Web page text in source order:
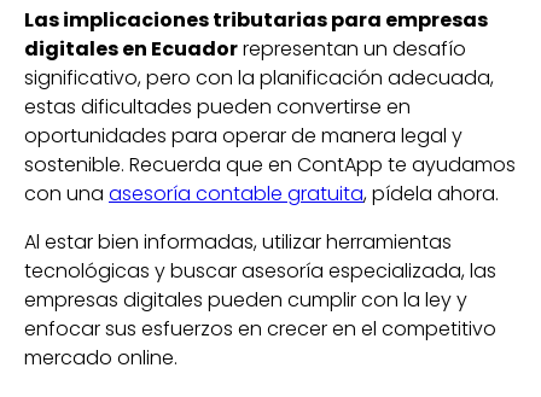
Las implicaciones tributarias para empresas
digitales en Ecuadorrepresentan un desafío
significativo, pero con la planificación adecuada,
estas dificultades pueden convertirse en
oportunidades para operar de manera legal y
sostenible. Recuerda que en ContApp te ayudamos
con una asesoría contable gratuita, pídela ahora.
Al estar bien informadas, utilizar herramientas
tecnológicas y buscar asesoría especializada, las
empresas digitales pueden cumplir con la ley y
enfocar sus esfuerzos en crecer en el competitivo
mercado online.